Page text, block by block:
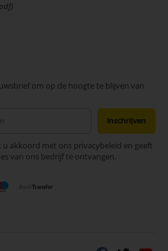
om op de hoogte te blijven van
Inschrijven
akkoord met ons privacybeleid en geeft
van ons bedrijf te ontvangen.